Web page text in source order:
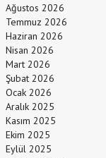
Ağustos 2026
Temmuz 2026
Haziran 2026
Nisan 2026
Mart 2026
Şubat 2026
Ocak 2026
Aralık 2025
Kasım 2025
Ekim 2025
Eylül 2025